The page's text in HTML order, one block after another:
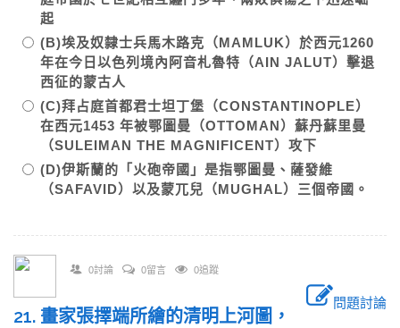
起
(B)埃及奴隸士兵馬木路克（MAMLUK）於西元1260
年在今日以色列境內阿音札魯特（AIN JALUT）擊退
西征的蒙古人
(C)拜占庭首都君士坦丁堡（CONSTANTINOPLE）
在西元1453 年被鄂圖曼（OTTOMAN）蘇丹蘇里曼
（SULEIMAN THE MAGNIFICENT）攻下
(D)伊斯蘭的「火砲帝國」是指鄂圖曼、薩發維
（SAFAVID）以及蒙兀兒（MUGHAL）三個帝國。
0討論 0留言 0追蹤
問題討論
21. 畫家張擇端所繪的清明上河圖，